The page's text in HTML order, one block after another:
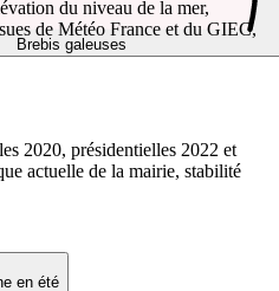
Brebis galeuses
en été
du niveau de la mer,
de Météo France et du GIEC,
2020, présidentielles 2022 et
actuelle de la mairie, stabilité